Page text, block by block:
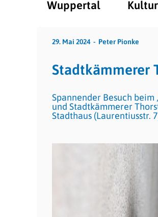
Wuppertal Kultur
29. Mai 2024 Peter Pionke
Stadtkämmerer
Spannender Besuch
und Stadtkämmerer
Stadthaus (Laurentiusstr.